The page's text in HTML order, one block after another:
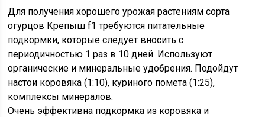
Для получения хорошего урожая растениям сорта
огурцов Крепыш f1 требуются питательные
подкормки, которые следует вносить с
периодичностью 1 раз в 10 дней. Используют
органические и минеральные удобрения. Подойдут
настои коровяка (1:10), куриного помета (1:25),
комплексы минералов.
Очень эффективна подкормка из коровяка и